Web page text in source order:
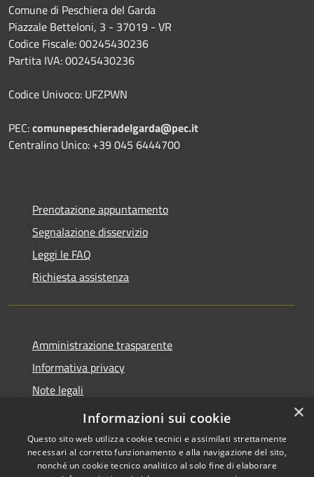
Comune di Peschiera del Garda
Piazzale Betteloni, 3 - 37019 - VR
Codice Fiscale: 00245430236
Partita IVA: 00245430236
Codice Univoco: UFZPWN
PEC:comunepeschieradelgarda@pec.it
Centralino Unico: +39 045 6444700
Prenotazione appuntamento
Segnalazione disservizio
Leggi le FAQ
Richiesta assistenza
Amministrazione trasparente
Informativa privacy
Note legali
Dichiarazione di accessibilità
×
Informazioni sui cookie
Questo sito web utilizza cookie tecnici e assimilati strettamente
necessari al corretto funzionamento e alla navigazione del sito,
nonché un cookie tecnico analitico al solo fine di elaborare